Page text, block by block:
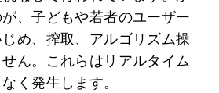
、子どもや若者のユーザー
め、搾取、アルゴリズム操
ん。これらはリアルタイム
く発生します。